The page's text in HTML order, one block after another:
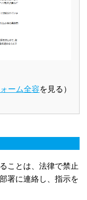
ーム全容を見る）
ことは、法律で禁止
署に連絡し、指示を